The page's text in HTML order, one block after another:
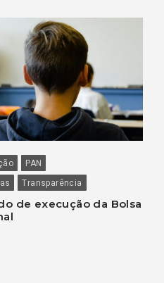
PAN
Transparência
de execução da Bolsa